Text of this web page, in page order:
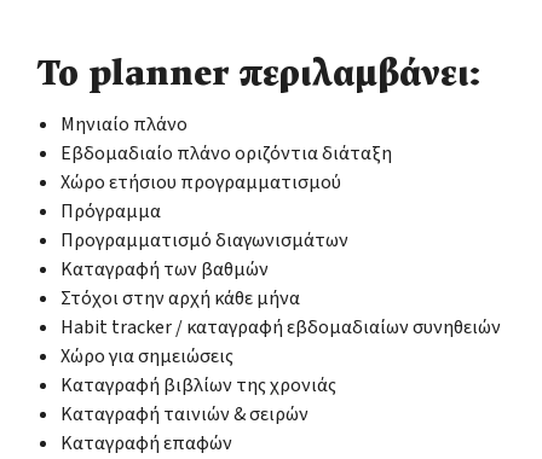
Το planner περιλαμβάνει:
Μηνιαίο πλάνο
Εβδομαδιαίο πλάνο οριζόντια διάταξη
Χώρο ετήσιου προγραμματισμού
Πρόγραμμα
Προγραμματισμό διαγωνισμάτων
Καταγραφή των βαθμών
Στόχοι στην αρχή κάθε μήνα
Habit tracker / καταγραφή εβδομαδιαίων συνηθειών
Χώρο για σημειώσεις
Καταγραφή βιβλίων της χρονιάς
Καταγραφή ταινιών & σειρών
Καταγραφή επαφών